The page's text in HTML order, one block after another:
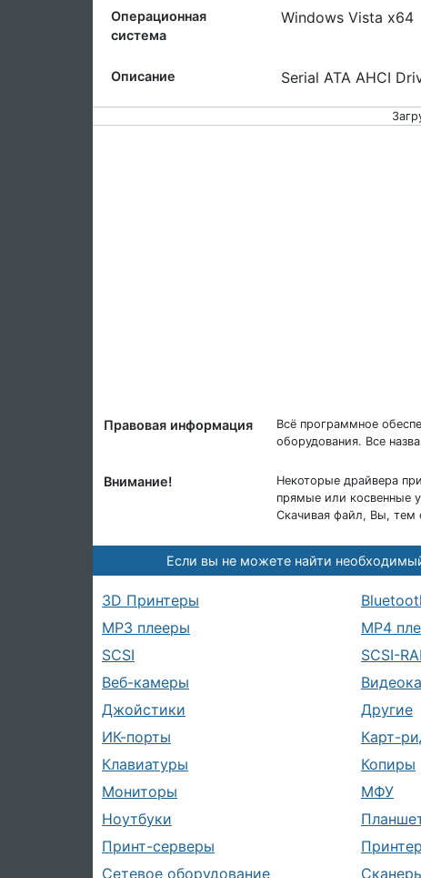
Операционная
система
Windows Vista x64
Описание Serial ATA AHCI
Правовая информация Всё программное
оборудования. Все
Внимание! Некоторые драйвера
прямые или косвенные
Скачивая файл, Вы, тем
Если вы не можете найти
3D Принтеры
MP3 плееры
MP4
SCSI
SCSI-
Веб-камеры
Джойстики
Другие
ИК-порты
Карт-
Клавиатуры
Копиры
Мониторы
МФУ
Ноутбуки
Принт-серверы
Сетевое оборудование